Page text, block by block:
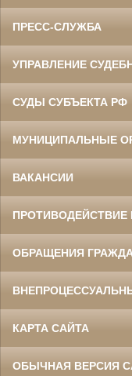
ПРЕСС-СЛУЖБА
УПРАВЛЕНИЕ
СУДЫ СУБЪЕКТА РФ
МУНИЦИПАЛЬНЫЕ
ВАКАНСИИ
ПРОТИВОДЕЙСТВИЕ
ОБРАЩЕНИЯ
КАРТА САЙТА
ОБЫЧНАЯ ВЕРСИЯ